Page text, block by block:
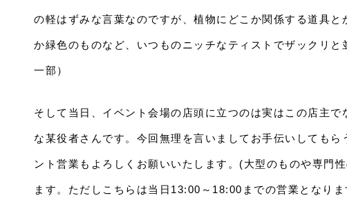
の軽はずみな言葉なのですが、植物にどこか関係する道具
か緑色のものなど、いつものニッチなティストでザックリ
一部）
そして当日、イベント会場の店頭に立つのは実はこの店主で
な某役者さんです。今回無理を言いましてお手伝いしても
ント営業もよろしくお願いいたします。(大型のものや専門
ます。ただしこちらは当日13:00～18:00までの営業となりま